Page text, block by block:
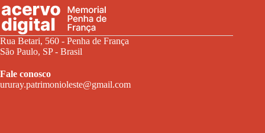
Rua Betari, 560 - Penha de França
São Paulo, SP - Brasil
Fale conosco
ururay.patrimonioleste@gmail.com